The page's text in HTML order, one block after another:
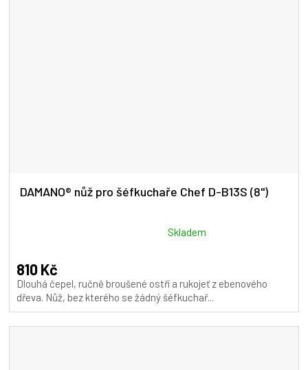
DAMANO® nůž pro šéfkuchaře Chef D-B13S (8")
produktu
je
5,0
Skladem
810 Kč
Dlouhá čepel, ručně broušené ostří a rukojeť z ebenového
dřeva. Nůž, bez kterého se žádný šéfkuchař...